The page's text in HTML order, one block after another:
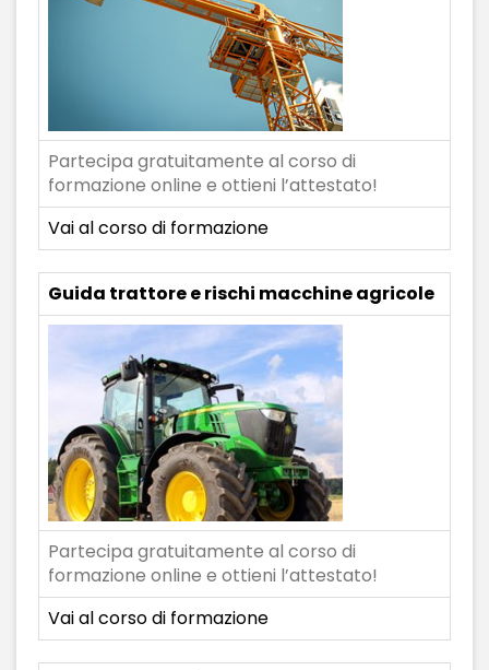
Partecipa gratuitamente al corso di
formazione online e ottieni l’attestato!
Vai al corso di formazione
Guida trattore e rischi macchine agricole
Partecipa gratuitamente al corso di
formazione online e ottieni l’attestato!
Vai al corso di formazione